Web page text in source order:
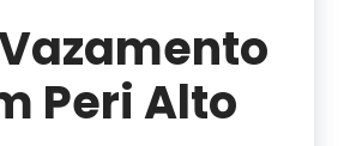
Peri Alto